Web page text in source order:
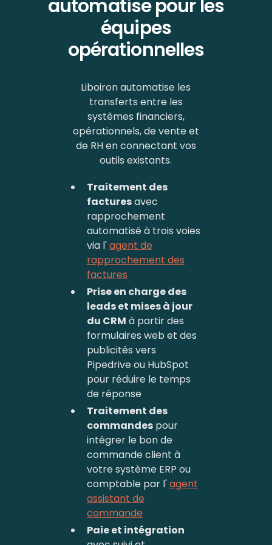
automatise pour les
équipes
opérationnelles
Liboiron automatise les
transferts entre les
systèmes financiers,
opérationnels, de vente et
de RH en connectant vos
outils existants.
Traitement des
facturesavec
rapprochement
automatisé à trois voies
via l'agent de
rapprochement des
factures
Prise en charge des
leads et mises à jour
du CRM à partir des
formulaires web et des
publicités vers
Pipedrive ou HubSpot
pour réduire le temps
de réponse
Traitement des
commandespour
intégrer le bon de
commande client à
votre système ERP ou
comptable par l'agent
assistant de
commande
Paie et intégration